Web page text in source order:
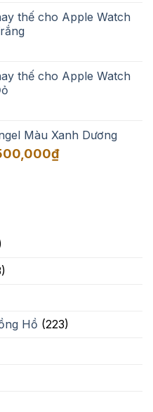
từ
thế cho Apple Watch
thế cho Apple Watch
Màu Xanh Dương
₫Giá
Hồ (223)